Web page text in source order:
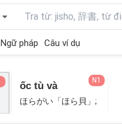
Ngữ pháp Câu ví dụ
ốc tù và
ほらがい「ほら貝」;
N1